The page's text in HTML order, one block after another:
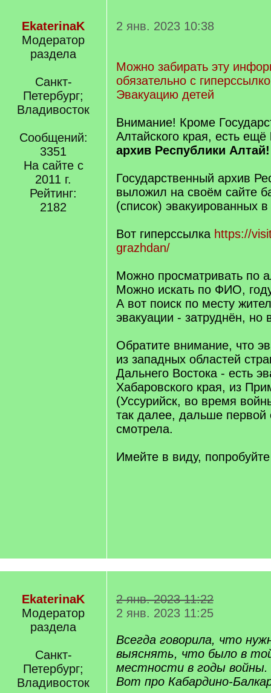
EkaterinaK
Модератор
раздела
Санкт-
Петербург;
Владивосток
Сообщений:
3351
На сайте с
2011 г.
Рейтинг:
2182
2 янв. 2023 10:38
Можно забирать эту
обязательно с
Эвакуацию детей
Внимание! Кроме
Алтайского края, есть ещё
архив Республики Алтай!
Государственный архив
выложил на своём сайте
(список) эвакуированных в
Вот гиперссылка https://
grazhdan/
Можно просматривать по
Можно искать по ФИО,
А вот поиск по месту
эвакуации - затруднён, но
Обратите внимание, что
из западных областей
Дальнего Востока - есть
Хабаровского края, из
(Уссурийск, во время
так далее, дальше первой
смотрела.
Имейте в виду,
EkaterinaK
Модератор
раздела
Санкт-
Петербург;
Владивосток
2 янв. 2023 11:22
2 янв. 2023 11:25
Всегда говорила, что
выяснять, что было в
местности в годы войны.
Вот про Кабардино-